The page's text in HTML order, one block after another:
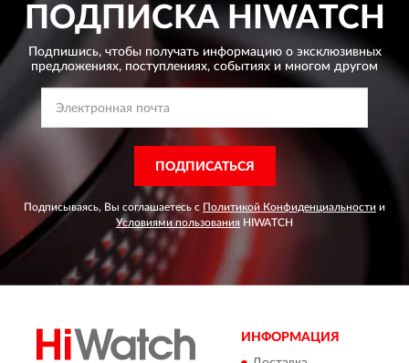
ПОДПИСКАHIWATCH
Подпишись, чтобы получать информацию о эксклюзивных
предложениях, поступлениях, событиях и многом другом
ПОДПИСАТЬСЯ
Подписываясь, Вы соглашаетесь с Политикой Конфиденциальности и
Условиями пользования HIWATCH
ИНФОРМАЦИЯ